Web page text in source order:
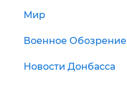
Мир
Военное Обозрение
Новости Донбасса